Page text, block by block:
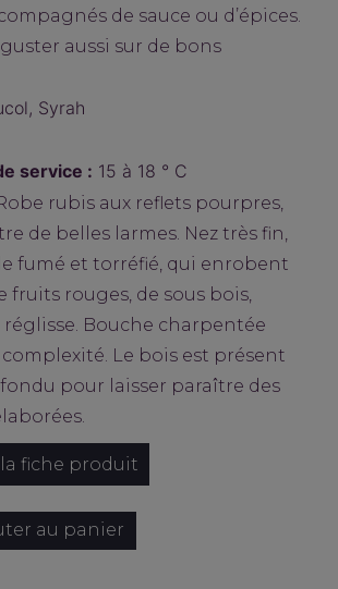
de sauce ou d’épices.
aussi sur de bons
Syrah
service : 15 à 18 ° C
rubis aux reflets pourpres,
de belles larmes. Nez très fin,
fumé et torréfié, qui enrobent
fruits rouges, de sous bois,
réglisse. Bouche charpentée
complexité. Le bois est présent
pour laisser paraître des
fiche produit
au panier